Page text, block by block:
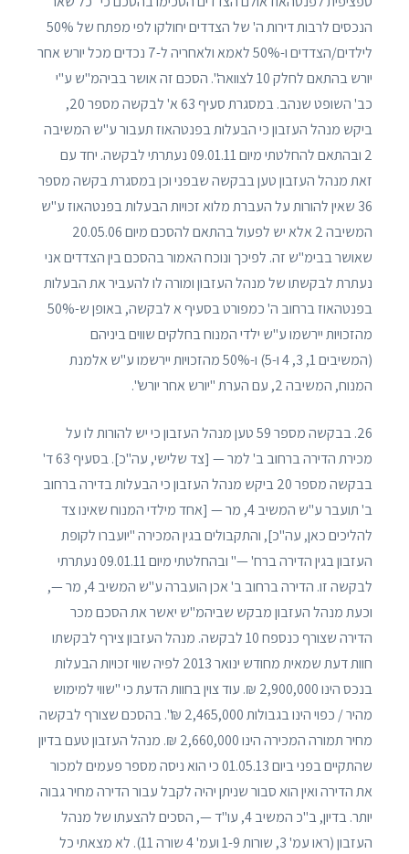
הנכסים לרבות דירות ה' של הצדדים יחולקו לפי מפתח של 50%
לילדים/הצדדים ו-50% לאמא ולאחריה ל-7 נכדים מכל יורש אחר
יורש בהתאם לחלק 10 לצוואה". הסכם זה אושר בביהמ"ש ע"י
כב' השופט שנהב. במסגרת סעיף 63 א' לבקשה מספר 20,
ביקש מנהל העזבון כי הבעלות בפנטהאוז תעבור ע"ש המשיבה
2 ובהתאם להחלטתי מיום 09.01.11 נעתרתי לבקשה. יחד עם
זאת מנהל העזבון טען בבקשה שבפני וכן במסגרת בקשה מספר
36 שאין להורות על העברת מלוא זכויות הבעלות בפנטהאוז ע"ש
המשיבה 2 אלא יש לפעול בהתאם להסכם מיום 20.05.06
שאושר בבימ"ש זה. לפיכך ונוכח האמור בהסכם בין הצדדים אני
נעתרת לבקשתו של מנהל העזבון ומורה לו להעביר את הבעלות
בפנטהאוז ברחוב ה' כמפורט בסעיף א לבקשה, באופן ש-50%
מהזכויות יירשמו ע"ש ילדי המנוח בחלקים שווים ביניהם
(המשיבים 1, 3, 4 ו-5) ו-50% מהזכויות יירשמו ע"ש אלמנת
המנוח, המשיבה 2, עם הערת "יורש אחר יורש".
26. בבקשה מספר 59 טען מנהל העזבון כי יש להורות לו על
מכירת הדירה ברחוב ב' למר — [צד שלישי, עה"כ]. בסעיף 63 ד'
בבקשה מספר 20 ביקש מנהל העזבון כי הבעלות בדירה ברחוב
ב' תועבר ע"ש המשיב 4, מר — [אחד מילדי המנוח שאינו צד
להליכים כאן, עה"כ], והתקבולים בגין המכירה "יועברו לקופת
העזבון בגין הדירה ברח' —" ובהחלטתי מיום 09.01.11 נעתרתי
לבקשה זו. הדירה ברחוב ב' אכן הועברה ע"ש המשיב 4, מר —,
וכעת מנהל העזבון מבקש שביהמ"ש יאשר את הסכם מכר
הדירה שצורף כנספח 10 לבקשה. מנהל העזבון צירף לבקשתו
חוות דעת שמאית מחודש ינואר 2013 לפיה שווי זכויות הבעלות
בנכס הינו 2,900,000 ₪. עוד צוין בחוות הדעת כי "שווי למימוש
מהיר / כפוי הינו בגבולות 2,465,000 ₪". בהסכם שצורף לבקשה
מחיר תמורה המכירה הינו 2,660,000 ₪. מנהל העזבון טעם בדיון
שהתקיים בפני ביום 01.05.13 כי הוא ניסה מספר פעמים למכור
את הדירה ואין הוא סבור שניתן יהיה לקבל עבור הדירה מחיר גבוה
יותר. בדיון, ב"כ המשיב 4, עו"ד —, הסכים להצעתו של מנהל
העזבון (ראו עמ' 3, שורות 1-9 ועמ' 4 שורה 11). לא מצאתי כל